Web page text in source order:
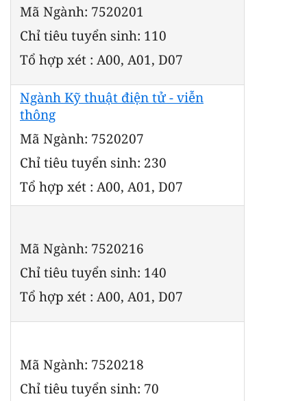
Mã Ngành: 7520201
Chỉ tiêu tuyển sinh: 110
Tổ hợp xét : A00, A01, D07
Ngành Kỹ thuật điện tử - viễn
thông
Mã Ngành: 7520207
Chỉ tiêu tuyển sinh: 230
Tổ hợp xét : A00, A01, D07
Mã Ngành: 7520216
Chỉ tiêu tuyển sinh: 140
Tổ hợp xét : A00, A01, D07
Mã Ngành: 7520218
Chỉ tiêu tuyển sinh: 70